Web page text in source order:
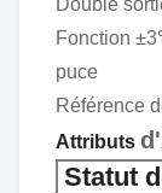
Double
Fonction
puce
Référence
Attributs d'
Statut